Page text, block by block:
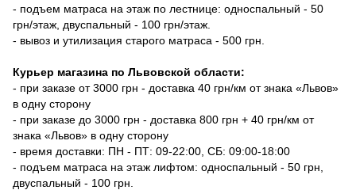
- подъем матраса на этаж по лестнице: односпальный - 50
грн/этаж, двуспальный - 100 грн/этаж.
- вывоз и утилизация старого матраса - 500 грн.
Курьер магазина по Львовской области:
- при заказе от 3000 грн - доставка 40 грн/км от знака «Львов»
в одну сторону
- при заказе до 3000 грн - доставка 800 грн + 40 грн/км от
знака «Львов» в одну сторону
- время доставки: ПН - ПТ: 09-22:00, СБ: 09:00-18:00
- подъем матраса на этаж лифтом: односпальный - 50 грн,
двуспальный - 100 грн.